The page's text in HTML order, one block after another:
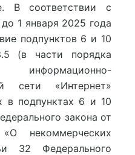
В соответствии с
1 января 2025 года
подпунктов 6 и 10
(в части порядка
сети «Интернет»
в подпунктах 6 и 10
закона от
некоммерческих
32 Федерального